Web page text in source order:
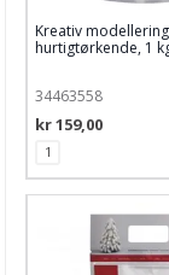
Kreativ
hurtigtørkende, 1
34463558
kr 159,00